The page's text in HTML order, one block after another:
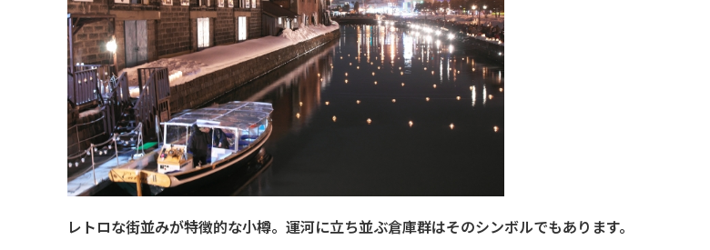
レトロな街並みが特徴的な小樽。運河に立ち並ぶ倉庫群はそのシンボルでもあります。